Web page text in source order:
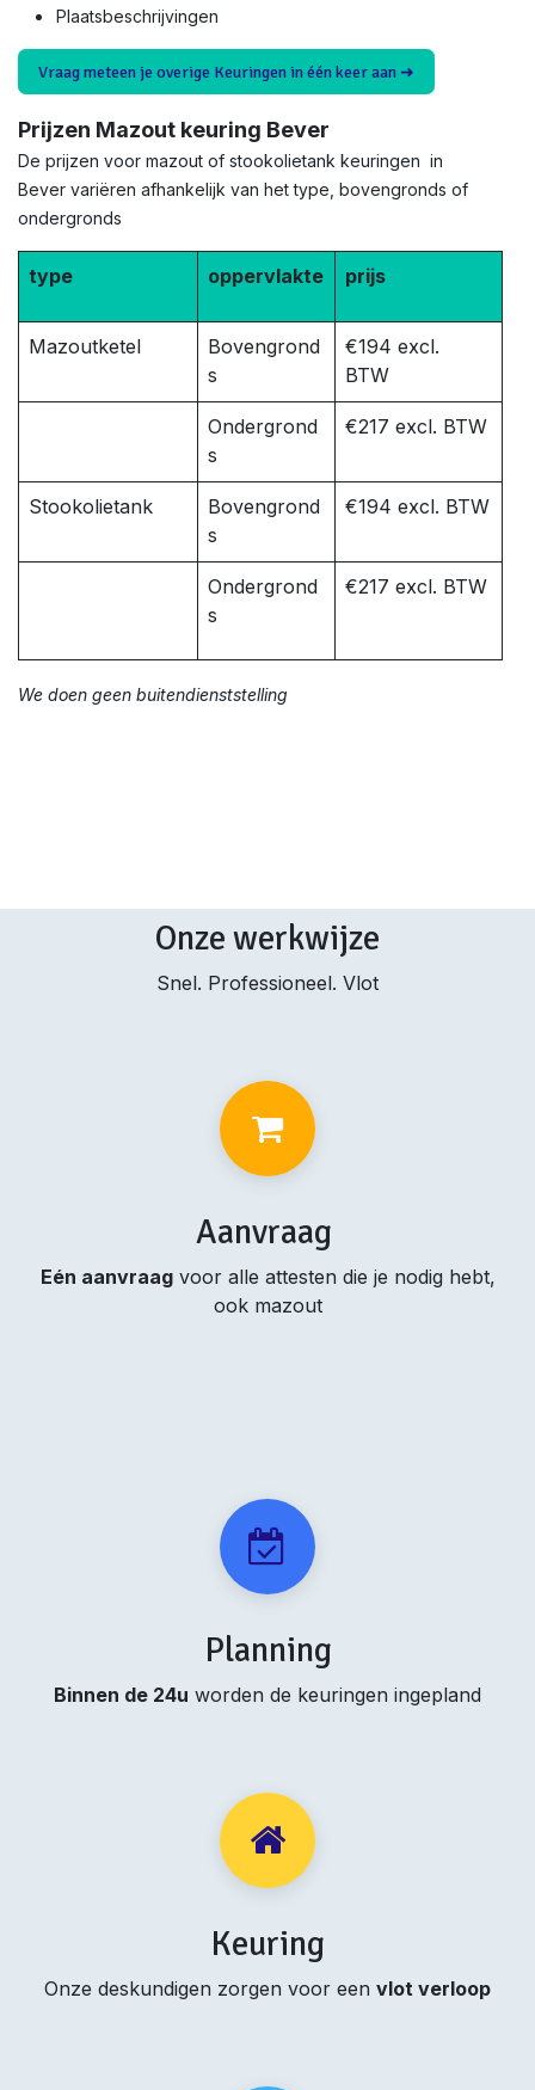
Plaatsbeschrijvingen
Vraag meteen je overige Keuringen in één keer aan ➜
Prijzen Mazout keuring Bever
De prijzen voor mazout of stookolietank keuringen in
Bever variëren afhankelijk van het type, bovengronds of
ondergronds
type oppervlakte prijs
Mazoutketel
Bovengrond
s
€194 excl.
BTW
Ondergrond
s
€217 excl. BTW
Stookolietank
Bovengrond
s
€194 excl. BTW
Ondergrond
s
€217 excl. BTW
We doen geen buitendienststelling
Onze werkwijze
Snel. Professioneel. Vlot
Aanvraag
Eén aanvraagvoor alle attesten die je nodig hebt,
ook mazout
Planning
Binnen de 24u worden de keuringen ingepland
Keuring
Onze deskundigen zorgen voor een vlot verloop